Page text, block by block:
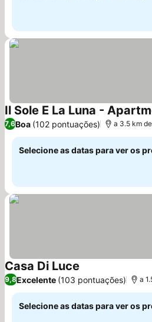
Il Sole E La Luna -
7,6Boa (102 pontuações) a 3.5 km
Selecione as datas para ver os
Casa Di Luce
9,8Excelente (103 pontuações) a
Selecione as datas para ver os